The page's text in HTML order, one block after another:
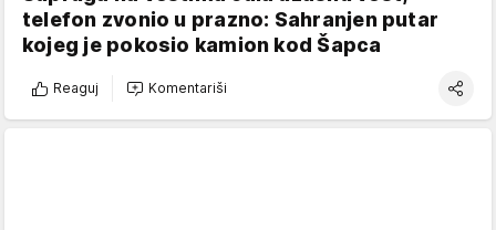
telefon zvonio u prazno: Sahranjen putar
kojeg je pokosio kamion kod Šapca
Reaguj Komentariši